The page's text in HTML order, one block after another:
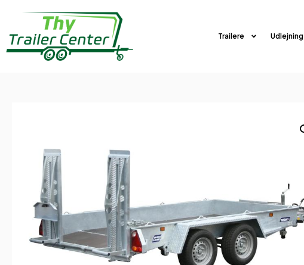
Trailere Udlejning